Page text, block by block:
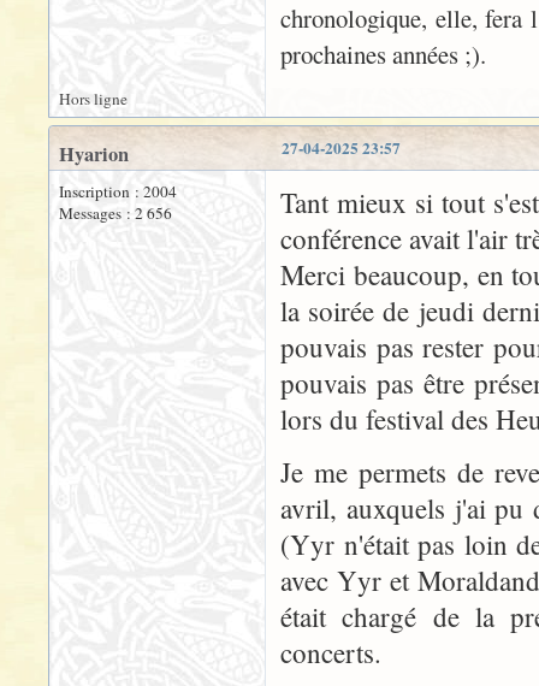
chronologique, elle, fera
prochaines années ;).
Hors ligne
27-04-2025 23:57
Hyarion
Inscription : 2004
Messages : 2 656
Tant mieux si tout
conférence avait l'air
Merci beaucoup, en
la soirée de jeudi
pouvais pas rester
pouvais pas être
lors du festival des
Je me permets de
avril, auxquels j'ai pu
(Yyr n'était pas loin
avec Yyr et
était chargé de la
concerts.